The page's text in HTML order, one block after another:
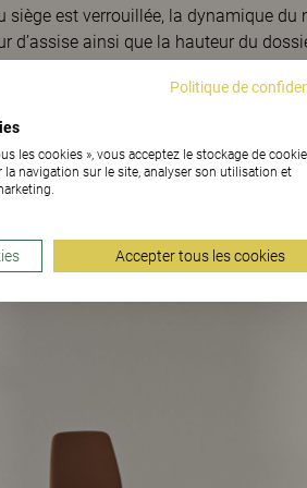
siège est verrouillée, la dynamique
d’assise ainsi que la hauteur du
Le siège est également équipé
et l’adapter à différents espaces
Studio.
Politique de
les cookies », vous acceptez le stockage de
navigation sur le site, analyser son utilisation et
Accepter tous les cookies